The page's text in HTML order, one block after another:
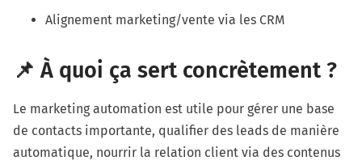
Alignement marketing/vente via les CRM
📌 À quoi ça sert concrètement ?
Le marketing automation est utile pour gérer une base
de contacts importante, qualifier des leads de manière
automatique, nourrir la relation client via des contenus